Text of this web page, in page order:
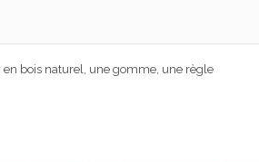
bois naturel, une gomme, une règle